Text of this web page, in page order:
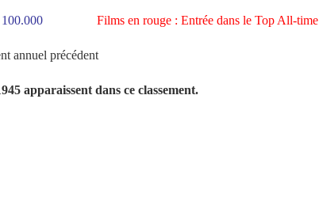
Films en rouge : Entrée dans le Top All-time
annuel précédent
apparaissent dans ce classement.